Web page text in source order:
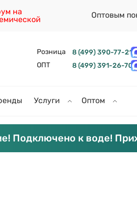
на
Оптовым
Розница
8 (499) 390-77-21
ОПТ
8 (499) 391-26-70
Услуги Оптом
Подключено к воде!